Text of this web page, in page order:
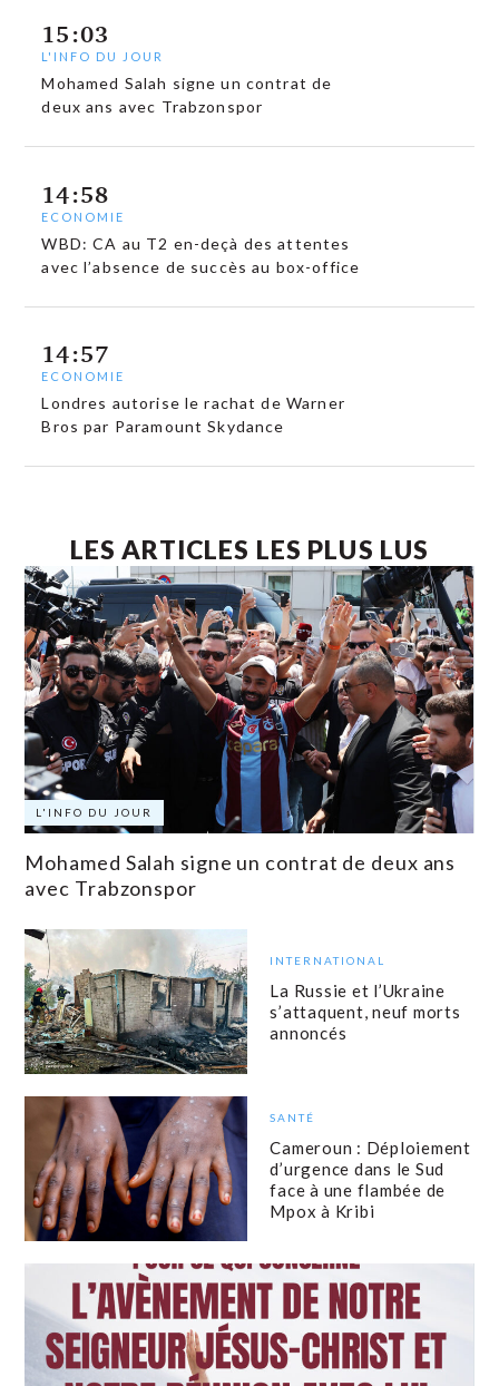
15:03
L'INFO DU JOUR
Mohamed Salah signe un contrat de
deux ans avec Trabzonspor
14:58
ECONOMIE
WBD: CA au T2 en-deçà des attentes
avec l’absence de succès au box-office
14:57
ECONOMIE
Londres autorise le rachat de Warner
Bros par Paramount Skydance
LES ARTICLES LES PLUS LUS
L'INFO DU JOUR
Mohamed Salah signe un contrat de deux ans
avec Trabzonspor
INTERNATIONAL
La Russie et l’Ukraine
s’attaquent, neuf morts
annoncés
SANTÉ
Cameroun : Déploiement
d’urgence dans le Sud
face à une flambée de
Mpox à Kribi